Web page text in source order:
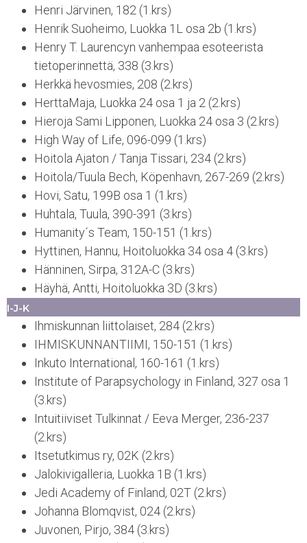
Henri Järvinen, 182 (1.krs)
Henrik Suoheimo, Luokka 1L osa 2b (1.krs)
Henry T. Laurencyn vanhempaa esoteerista
tietoperinnettä, 338 (3.krs)
Herkkä hevosmies, 208 (2.krs)
HerttaMaja, Luokka 24 osa 1 ja 2 (2.krs)
Hieroja Sami Lipponen, Luokka 24 osa 3 (2.krs)
High Way of Life, 096-099 (1.krs)
Hoitola Ajaton / Tanja Tissari, 234 (2.krs)
Hoitola/Tuula Bech, Köpenhavn, 267-269 (2.krs)
Hovi, Satu, 199B osa 1 (1.krs)
Huhtala, Tuula, 390-391 (3.krs)
Humanity´s Team, 150-151 (1.krs)
Hyttinen, Hannu, Hoitoluokka 34 osa 4 (3.krs)
Hänninen, Sirpa, 312A-C (3.krs)
Häyhä, Antti, Hoitoluokka 3D (3.krs)
I-J-K
Ihmiskunnan liittolaiset, 284 (2.krs)
IHMISKUNNANTIIMI, 150-151 (1.krs)
Inkuto International, 160-161 (1.krs)
Institute of Parapsychology in Finland, 327 osa 1
(3.krs)
Intuitiiviset Tulkinnat / Eeva Merger, 236-237
(2.krs)
Itsetutkimus ry, 02K (2.krs)
Jalokivigalleria, Luokka 1B (1.krs)
Jedi Academy of Finland, 02T (2.krs)
Johanna Blomqvist, 024 (2.krs)
Juvonen, Pirjo, 384 (3.krs)